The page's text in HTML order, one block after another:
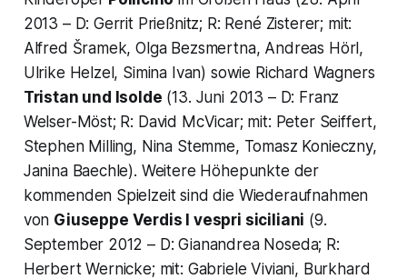
2013 – D: Gerrit Prießnitz; R: René Zisterer; mit:
Alfred Šramek, Olga Bezsmertna, Andreas Hörl,
Ulrike Helzel, Simina Ivan) sowie Richard Wagners
Tristan und Isolde (13. Juni 2013 – D: Franz
Welser-Möst; R: David McVicar; mit: Peter Seiffert,
Stephen Milling, Nina Stemme, Tomasz Konieczny,
Janina Baechle). Weitere Höhepunkte der
kommenden Spielzeit sind die Wiederaufnahmen
von Giuseppe Verdis I vespri siciliani (9.
September 2012 – D: Gianandrea Noseda; R:
Herbert Wernicke; mit: Gabriele Viviani, Burkhard